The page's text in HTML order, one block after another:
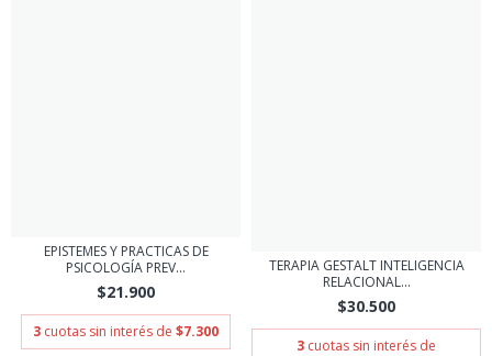
EPISTEMES Y PRACTICAS DE
PSICOLOGÍA PREV...
$21.900
3 cuotas sin interés de $7.300
TERAPIA GESTALT INTELIGENCIA
RELACIONAL...
$30.500
3 cuotas sin interés de